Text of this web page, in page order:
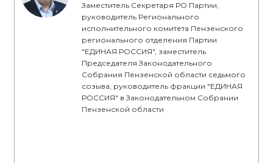
Заместитель Секретаря РО Партии,
руководитель Регионального
исполнительного комитета Пензенского
регионального отделения Партии
"ЕДИНАЯ РОССИЯ", заместитель
Председателя Законодательного
Собрания Пензенской области седьмого
созыва, руководитель фракции "ЕДИНАЯ
РОССИЯ" в Законодательном Собрании
Пензенской области